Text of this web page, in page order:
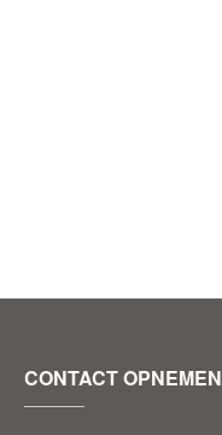
CONTACT OPNEMEN